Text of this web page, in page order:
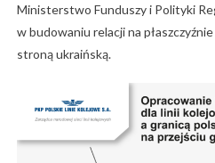
Ministerstwo Funduszy i Polityki
w budowaniu relacji na
stroną ukraińską.